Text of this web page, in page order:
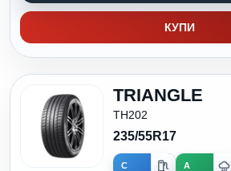
КУПИ
TRIANGLE
TH202
235/55R17
C A